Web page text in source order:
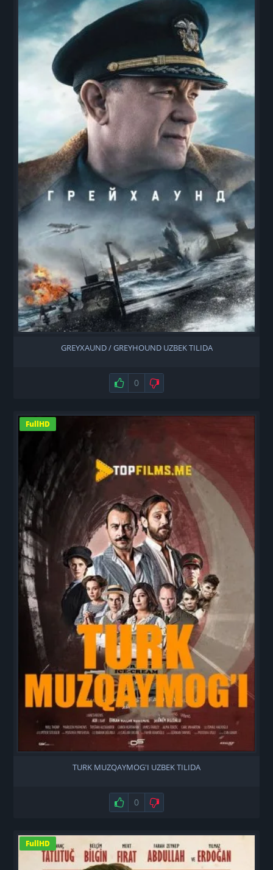
GREYXAUND / GREYHOUND UZBEK TILIDA
Нравится
0 Не нравится
FullHD
TURK MUZQAYMOG'I UZBEK TILIDA
Нравится
0 Не нравится
FullHD